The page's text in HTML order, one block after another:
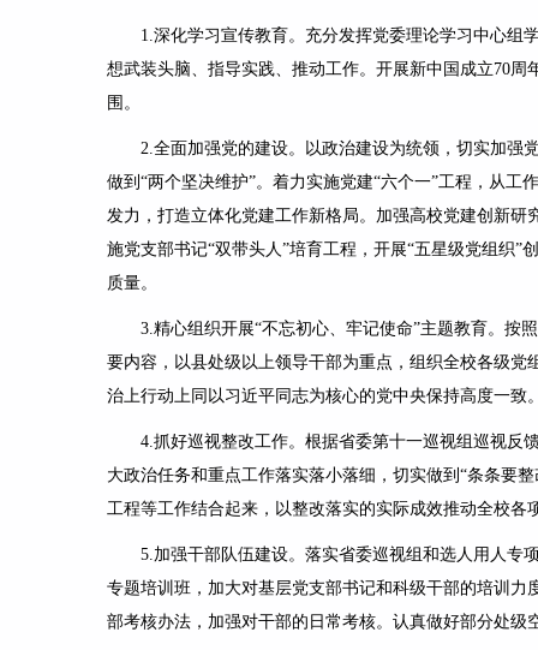
1.深化学习宣传教育。 充分发挥党委理论学习中心组
想武装头脑、指导实践、推动工作。开展新中国成立70周
围。
2.全面加强党的建设。 以政治建设为统领，切实加强
做到“两个坚决维护”。着力实施党建“六个一”工程，从
发力，打造立体化党建工作新格局。加强高校党建创新研
施党支部书记“双带头人”培育工程，开展“五星级党组织
质量。
3.精心组织开展“不忘初心、牢记使命”主题教育。 按
要内容，以县处级以上领导干部为重点，组织全校各级
治上行动上同以习近平同志为核心的党中央保持高度一致
4.抓好巡视整改工作。 根据省委第十一巡视组巡视反
大政治任务和重点工作落实落小落细，切实做到“条条要
工程等工作结合起来，以整改落实的实际成效推动全校各
5.加强干部队伍建设。 落实省委巡视组和选人用人专
专题培训班，加大对基层党支部书记和科级干部的培训
部考核办法，加强对干部的日常考核。认真做好部分处